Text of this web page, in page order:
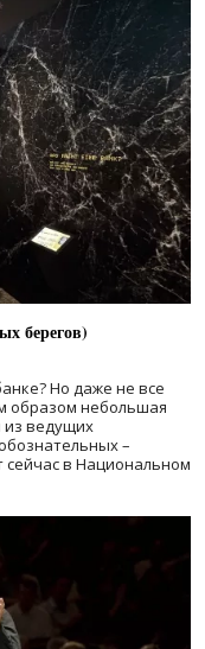
берегов)
Но даже не все
образом небольшая
из ведущих
–
сейчас в Национальном